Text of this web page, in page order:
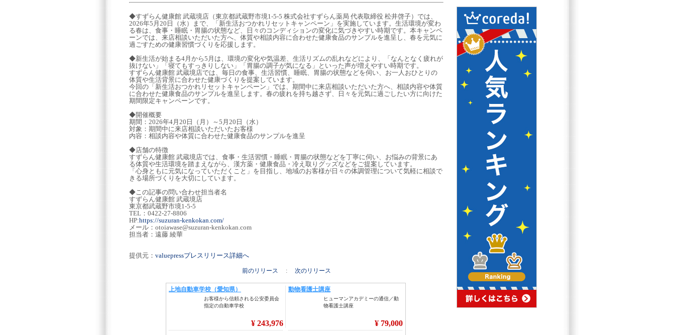
◆すずらん健康館 武蔵境店（東京都武蔵野市境1-5-5 株式会社すずらん薬局 代表取締役 松井啓子）では、
2026年5月20日（水）まで、「新生活おつかれリセットキャンペーン」を実施しています。生活環境が変わ
る春は、食事・睡眠・胃腸の状態など、日々のコンディションの変化に気づきやすい時期です。本キャンペ
ーンでは、来店相談いただいた方へ、体質や相談内容に合わせた健康食品のサンプルを進呈し、春を元気に
過ごすための健康習慣づくりを応援します。
◆新生活が始まる4月から5月は、環境の変化や気温差、生活リズムの乱れなどにより、「なんとなく疲れが
抜けない」「寝てもすっきりしない」「胃腸の調子が気になる」といった声が増えやすい時期です。
すずらん健康館 武蔵境店では、毎日の食事、生活習慣、睡眠、胃腸の状態などを伺い、お一人おひとりの
体質や生活背景に合わせた健康づくりを提案しています。
今回の「新生活おつかれリセットキャンペーン」では、期間中に来店相談いただいた方へ、相談内容や体質
に合わせた健康食品のサンプルを進呈します。春の疲れを持ち越さず、日々を元気に過ごしたい方に向けた
期間限定キャンペーンです。
◆開催概要
期間：2026年4月20日（月）～5月20日（水）
対象：期間中に来店相談いただいたお客様
内容：相談内容や体質に合わせた健康食品のサンプルを進呈
◆店舗の特徴
すずらん健康館 武蔵境店では、食事・生活習慣・睡眠・胃腸の状態などを丁寧に伺い、お悩みの背景にあ
る体質や生活環境を踏まえながら、漢方薬・健康食品・冷え取りグッズなどをご提案しています。
「心身ともに元気になっていただくこと」を目指し、地域のお客様が日々の体調管理について気軽に相談で
きる場所づくりを大切にしています。
◆この記事の問い合わせ担当者名
すずらん健康館 武蔵境店
東京都武蔵野市境1-5-5
TEL：0422-27-8806
HP:https://suzuran-kenkokan.com/
メール：otoiawase@suzuran-kenkokan.com
担当者：遠藤 綾華
提供元： valuepressプレスリリース詳細へ
前のリリース : 次のリリース